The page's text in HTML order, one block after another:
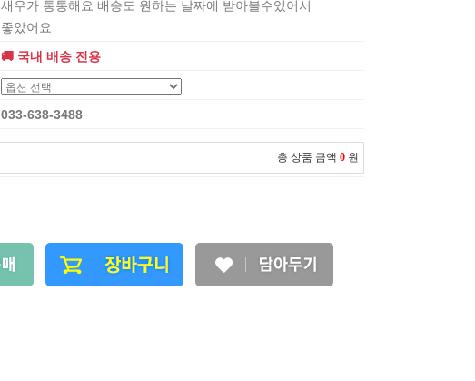
새우가 통통해요 배송도 원하는 날짜에 받아볼수있어서
좋았어요
🚚 국내 배송 전용
033-638-3488
총 상품 금액 0 원